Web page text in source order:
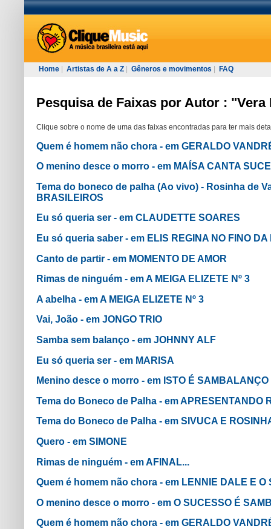
Home Artistas de A a Z Gêneros e movimentos FAQ
Pesquisa de Faixas por Autor :
Clique sobre o nome de uma das faixas encontradas para ter mais
Quem é homem não chora - em GERALDO
O menino desce o morro - em MAÍSA CANTA
Tema do boneco de palha (Ao vivo) - Rosinha de
BRASILEIROS
Eu só queria ser - em CLAUDETTE SOARES
Eu só queria saber - em ELIS REGINA NO FINO DA
Canto de partir - em MOMENTO DE AMOR
Rimas de ninguém - em A MEIGA ELIZETE Nº 3
A abelha - em A MEIGA ELIZETE Nº 3
Vai, João - em JONGO TRIO
Samba sem balanço - em JOHNNY ALF
Eu só queria ser - em MARISA
Menino desce o morro - em ISTO É SAMBALANÇO
Tema do Boneco de Palha - em APRESENTANDO
Tema do Boneco de Palha - em SIVUCA E
Quero - em SIMONE
Rimas de ninguém - em AFINAL...
Quem é homem não chora - em LENNIE DALE E O
O menino desce o morro - em O SUCESSO É
Quem é homem não chora - em GERALDO